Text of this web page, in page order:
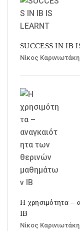
SUCCESS IN IB
Νίκος
Η χρησιμότητα –
ΙΒ
Νίκος